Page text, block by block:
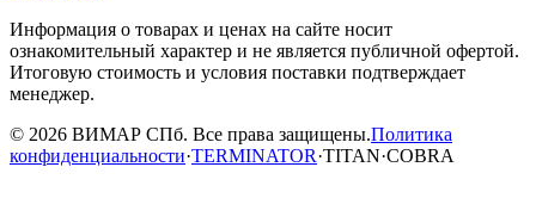
Информация о товарах и ценах на сайте носит
ознакомительный характер и не является публичной офертой.
Итоговую стоимость и условия поставки подтверждает
менеджер.
© 2026 ВИМАР СПб. Все права защищены.Политика
конфиденциальности·TERMINATOR·TITAN·COBRA